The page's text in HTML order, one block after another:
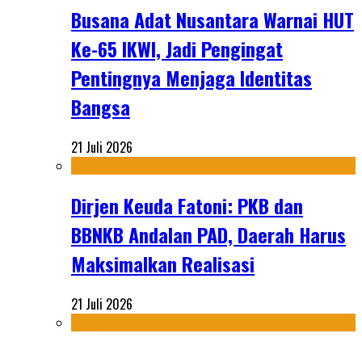
Busana Adat Nusantara Warnai HUT
Ke-65 IKWI, Jadi Pengingat
Pentingnya Menjaga Identitas
Bangsa
21 Juli 2026
Dirjen Keuda Fatoni: PKB dan
BBNKB Andalan PAD, Daerah Harus
Maksimalkan Realisasi
21 Juli 2026